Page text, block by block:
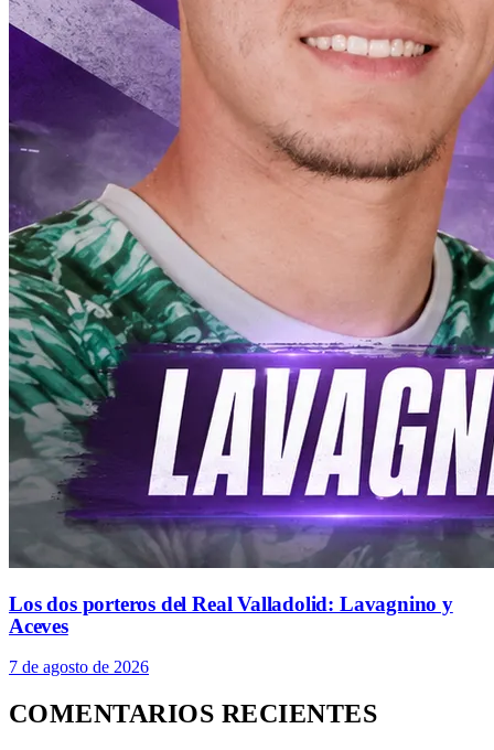
Los dos porteros del Real Valladolid: Lavagnino y
Aceves
7 de agosto de 2026
COMENTARIOS RECIENTES